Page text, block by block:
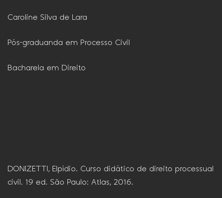
Caroline Silva de Lara
Pós-graduanda em Processo Civil
Bacharela em Direito
DONIZETTI, Elpídio. Curso didático de direito processual
civil. 19 ed. São Paulo: Atlas, 2016.